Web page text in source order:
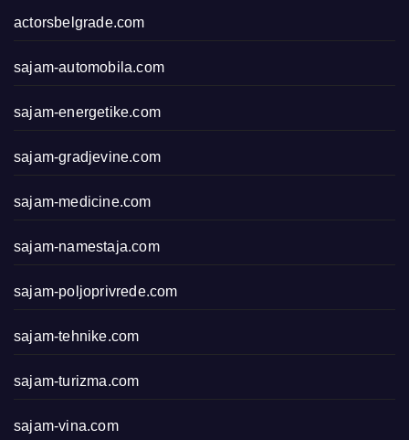
actorsbelgrade.com
sajam-automobila.com
sajam-energetike.com
sajam-gradjevine.com
sajam-medicine.com
sajam-namestaja.com
sajam-poljoprivrede.com
sajam-tehnike.com
sajam-turizma.com
sajam-vina.com